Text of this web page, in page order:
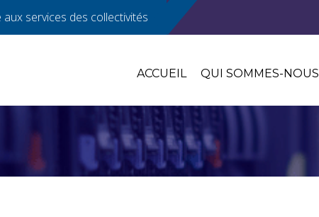
services des collectivités
ACCUEIL QUI SOMMES-NOUS